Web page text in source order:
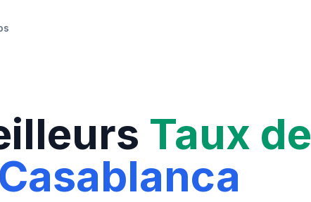
Taux de
Casablanca